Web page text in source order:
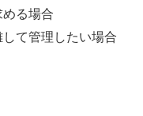
る場合
て管理したい場合